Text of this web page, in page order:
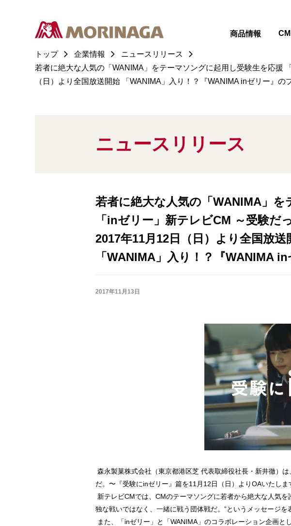
商品情報
トップ 企業情報
ニュースリリース
若者に絶大な人気の「WANIMA」をテーマソングに起用し受験生を応援
（日）より全国放送開始 「WANIMA」入り！？『WANIMA inゼリー』
ニュースリリース
若者に絶大な人気の「WANIMA」
「inゼリー」新テレビCM ～受験
2017年11月12日（日）より全国放送
「WANIMA」入り！？『WANIMA
2017年11月13日
森永製菓株式会社（東京都港区芝 代表取締役社長・新井徹）
だ。〜『受験にinゼリー』篇を11月12日（日）よりOAいたしま
新テレビCMでは、CMのテーマソングに若者から絶大な人気
独な戦いではなく、一緒に戦う団体戦だ。”というメッセージを
また、「inゼリー」と「WANIMA」のコラボレーション企画